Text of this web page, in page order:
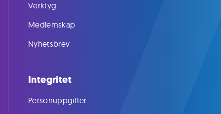
Verktyg
Medlemskap
Nyhetsbrev
Integritet
Personuppgifter